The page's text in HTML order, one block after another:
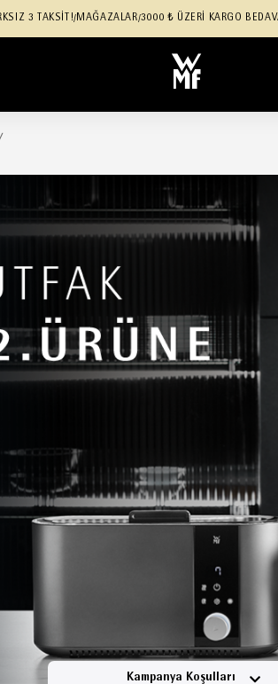
3 TAKSİT!/ MAĞAZALAR/3000 ₺ ÜZERİ KARGO
Kampanya Koşulları